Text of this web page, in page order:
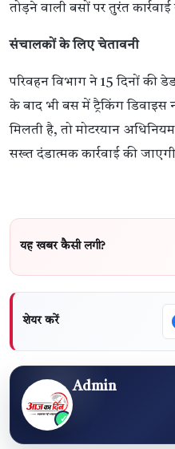
तोड़ने वाली बसों पर तुरंत कार्रवाई
संचालकों के लिए चेतावनी
परिवहन विभाग ने 15 दिनों की
के बाद भी बस में ट्रैकिंग डिवाइस
मिलती है, तो मोटरयान
सख्त दंडात्मक कार्रवाई की
यह खबर कैसी लगी?
शेयर करें
Admin